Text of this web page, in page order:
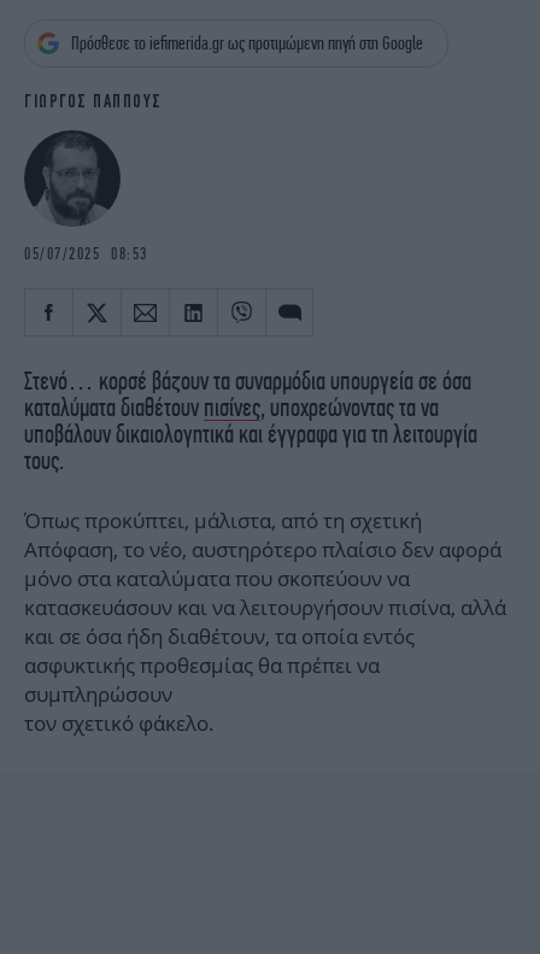
OSCARS
THE OCEAN
NEWSLETTER
Πρόσθεσε το iefimerida.gr ως προτιμώμενη πηγή στη Google
ΓΙΩΡΓΟΣ ΠΑΠΠΟΥΣ
05/07/2025 08:53
Στενό… κορσέ βάζουν τα συναρμόδια υπουργεία σε όσα
καταλύματα διαθέτουν πισίνες, υποχρεώνοντας τα να
υποβάλουν δικαιολογητικά και έγγραφα για τη λειτουργία
τους.
Όπως προκύπτει, μάλιστα, από τη σχετική
Απόφαση, το νέο, αυστηρότερο πλαίσιο δεν αφορά
μόνο στα καταλύματα που σκοπεύουν να
κατασκευάσουν και να λειτουργήσουν πισίνα, αλλά
και σε όσα ήδη διαθέτουν, τα οποία εντός
ασφυκτικής προθεσμίας θα πρέπει να
συμπληρώσουν
τον σχετικό φάκελο.